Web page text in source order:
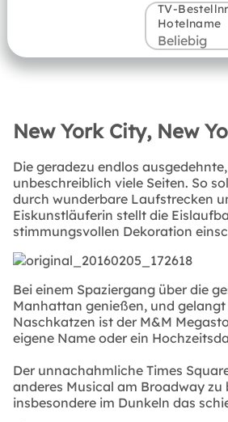
TV-
Hotelname
New York City, New
Die geradezu endlos
unbeschreiblich viele Seiten. So
durch wunderbare Laufstrecken
Eiskunstläuferin stellt die
stimmungsvollen Dekoration
Bei einem Spaziergang über die
Manhattan genießen, und
Naschkatzen ist der M&M
eigene Name oder ein
Der unnachahmliche Times
anderes Musical am Broadway
insbesondere im Dunkeln das